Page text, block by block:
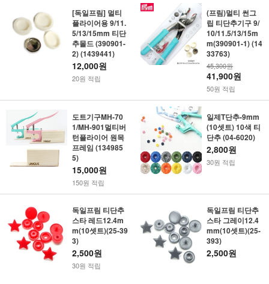
[독일프림] 멀티
플라이어용 9/11.
5/13/15mm 티단
추몰드 (390901-
2) (1439441)
12,000원
20원 적립
(프림)멀티 썬그
립 티단추기구 9/
10/11.5/13/15m
m(390901-1) (14
33763)
45,300원
41,900원
50원 적립
도트기구MH-70
1/MH-901멀티버
턴플라이어 원목
프레임 (134985
5)
15,000원
150원 적립
일제T단추-9mm
(10셋트) 10색 티
단추 (04-6020)
2,800원
30원 적립
독일프림 티단추
스타 레드12.4m
m(10셋트)(25-39
3)
2,500원
30원 적립
독일프림 티단추
스타 그레이12.4
mm(10셋트)(25-
393)
2,500원